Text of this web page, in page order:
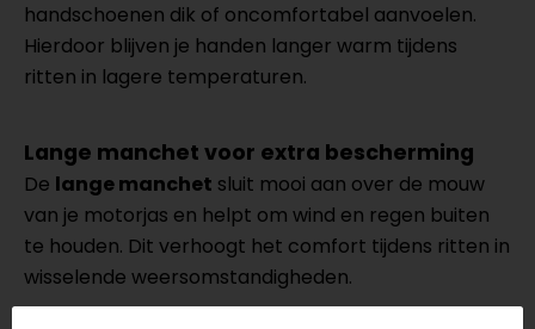
handschoenen dik of oncomfortabel aanvoelen.
Hierdoor blijven je handen langer warm tijdens
ritten in lagere temperaturen.
Lange manchet voor extra bescherming
De lange manchet sluit mooi aan over de mouw
van je motorjas en helpt om wind en regen buiten
te houden. Dit verhoogt het comfort tijdens ritten in
wisselende weersomstandigheden.